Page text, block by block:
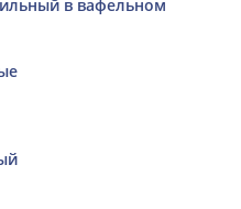
в вафельном